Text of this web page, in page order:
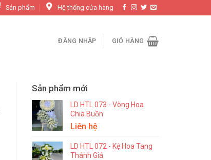
Sản phẩm Hệ thống cửa hàng
ĐĂNG NHẬP GIỎ HÀNG
Sản phẩm mới
LD HTL 073 - Vòng Hoa
Chia Buồn
Liên hệ
LD HTL 072 - Kệ Hoa Tang
Thánh Giá